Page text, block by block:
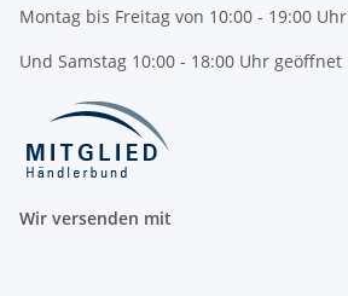
Montag bis Freitag von 10:00 - 19:00 Uhr
Und Samstag 10:00 - 18:00 Uhr geöffnet
Wir versenden mit